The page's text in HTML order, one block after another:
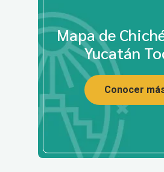
Mapa de
Yucatán
Conocer